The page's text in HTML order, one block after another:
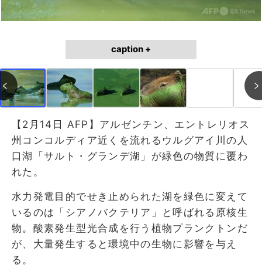
caption +
【2月14日 AFP】アルゼンチン、エントレリオス
州コンコルディア近くを流れるウルグアイ川の人
口湖「サルト・グランデ湖」が緑色の物質に覆わ
れた。
水力発電目的でせき止められた湖を緑色に変えて
いるのは「シアノバクテリア」と呼ばれる原核生
物。酸素発生型光合成を行う植物プランクトンだ
が、大量発生すると環境中の生物に影響を与え
る。